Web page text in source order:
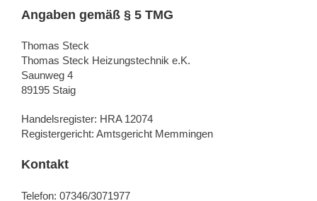
Angaben gemäß § 5 TMG
Thomas Steck
Thomas Steck Heizungstechnik e.K.
Saunweg 4
89195 Staig
Handelsregister: HRA 12074
Registergericht: Amtsgericht Memmingen
Kontakt
Telefon: 07346/3071977